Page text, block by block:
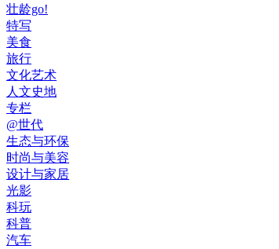
壮龄go!
特写
美食
旅行
文化艺术
人文史地
专栏
@世代
生态与环保
时尚与美容
设计与家居
光影
科玩
科普
汽车